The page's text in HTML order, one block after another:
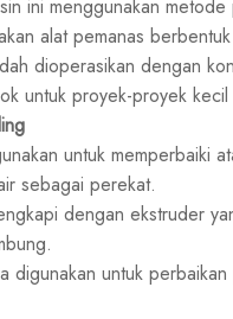
ini menggunakan
alat pemanas
dioperasikan dengan
untuk proyek-proyek
untuk memperbaiki
sebagai perekat.
dengan ekstruder
digunakan untuk